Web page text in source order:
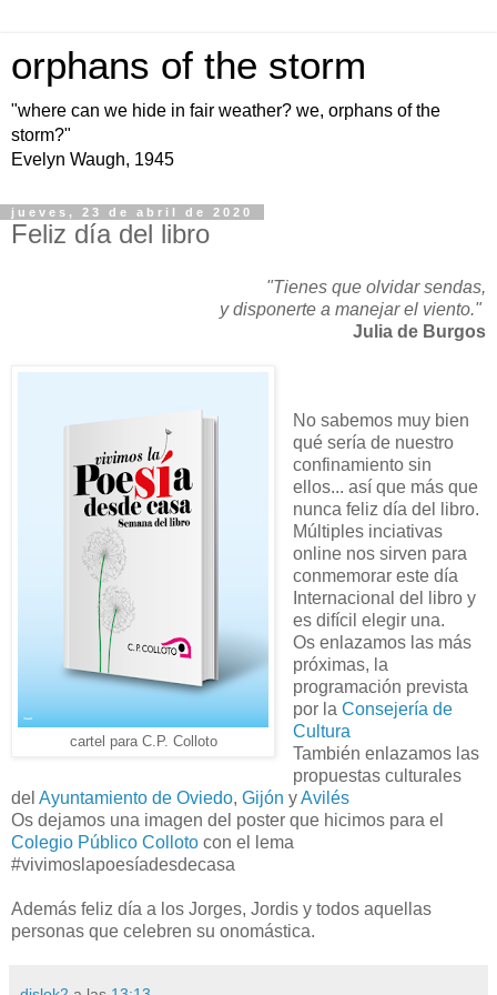
orphans of the storm
"where can we hide in fair weather? we, orphans of the
storm?"
Evelyn Waugh, 1945
jueves, 23 de abril de 2020
Feliz día del libro
"Tienes que olvidar sendas,
y disponerte a manejar el viento."
Julia de Burgos
cartel para C.P. Colloto
No sabemos muy bien
qué sería de nuestro
confinamiento sin
ellos... así que más que
nunca feliz día del libro.
Múltiples inciativas
online nos sirven para
conmemorar este día
Internacional del libro y
es difícil elegir una.
Os enlazamos las más
próximas, la
programación prevista
por la Consejería de
Cultura
También enlazamos las
propuestas culturales
del Ayuntamiento de Oviedo, Gijón yAvilés
Os dejamos una imagen del poster que hicimos para el
Colegio Público Colloto con el lema
#vivimoslapoesíadesdecasa
Además feliz día a los Jorges, Jordis y todos aquellas
personas que celebren su onomástica.